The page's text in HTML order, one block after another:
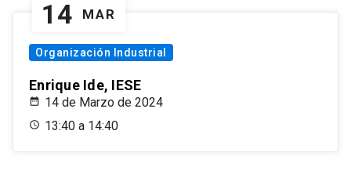
14 MAR
Organización Industrial
Enrique Ide, IESE
14 de Marzo de 2024
13:40 a 14:40